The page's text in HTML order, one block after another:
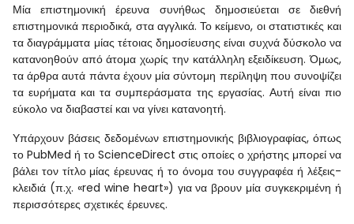
Μία επιστημονική έρευνα συνήθως δημοσιεύεται σε διεθνή
επιστημονικά περιοδικά, στα αγγλικά. Το κείμενο, οι στατιστικές και
τα διαγράμματα μίας τέτοιας δημοσίευσης είναι συχνά δύσκολο να
κατανοηθούν από άτομα χωρίς την κατάλληλη εξειδίκευση. Όμως,
τα άρθρα αυτά πάντα έχουν μία σύντομη περίληψη που συνοψίζει
τα ευρήματα και τα συμπεράσματα της εργασίας. Αυτή είναι πιο
εύκολο να διαβαστεί και να γίνει κατανοητή.
Υπάρχουν βάσεις δεδομένων επιστημονικής βιβλιογραφίας, όπως
το PubMed ή το ScienceDirect στις οποίες ο χρήστης μπορεί να
βάλει τον τίτλο μίας έρευνας ή το όνομα του συγγραφέα ή λέξεις-
κλειδιά (π.χ. «red wine heart») για να βρουν μία συγκεκριμένη ή
περισσότερες σχετικές έρευνες.